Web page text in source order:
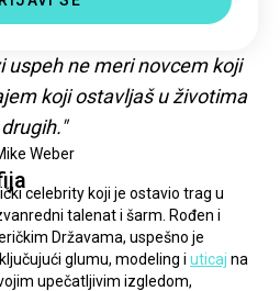
uspeh ne meri novcem koji
koji ostavljaš u životima
drugih."
Weber
celebrity koji je ostavio trag u
talenat i šarm. Rođen i
Državama, uspešno je
glumu, modeling i uticaj na
upečatljivim izgledom,